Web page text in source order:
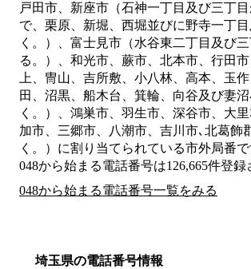
戸田市、新座市（石神一丁目及び三丁
で、栗原、新堀、西堀並びに野寺一丁
く。）、富士見市（水谷東二丁目及び
る。）、和光市、蕨市、北本市、行田
上、冑山、吉所敷、小八林、高本、玉
田、沼黒、船木台、箕輪、向谷及び妻
く。）、鴻巣市、羽生市、深谷市、大
加市、三郷市、八潮市、吉川市､北葛飾
く。） に割り当てられている市外局番で
048から始まる電話番号は126,665件登録
048から始まる電話番号一覧をみる
埼玉県の電話番号情報